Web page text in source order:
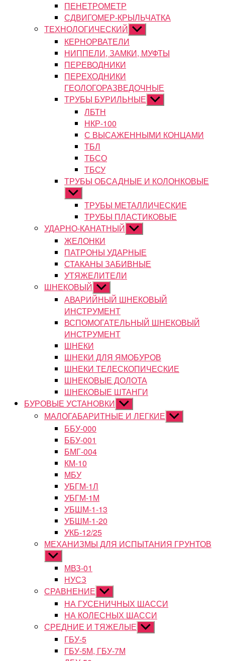
ПЕНЕТРОМЕТР
СДВИГОМЕР-КРЫЛЬЧАТКА
ТЕХНОЛОГИЧЕСКИЙ Показывать
подменю
КЕРНОРВАТЕЛИ
НИППЕЛИ, ЗАМКИ, МУФТЫ
ПЕРЕВОДНИКИ
ПЕРЕХОДНИКИ
ГЕОЛОГОРАЗВЕДОЧНЫЕ
ТРУБЫ БУРИЛЬНЫЕ Показывать
подменю
ЛБТН
НКР-100
С ВЫСАЖЕННЫМИ КОНЦАМИ
ТБЛ
ТБСО
ТБСУ
ТРУБЫ ОБСАДНЫЕ И КОЛОНКОВЫЕ
Показывать
подменюТРУБЫ МЕТАЛЛИЧЕСКИЕ
ТРУБЫ ПЛАСТИКОВЫЕ
УДАРНО-КАНАТНЫЙ Показывать
подменю
ЖЕЛОНКИ
ПАТРОНЫ УДАРНЫЕ
СТАКАНЫ ЗАБИВНЫЕ
УТЯЖЕЛИТЕЛИ
ШНЕКОВЫЙ Показывать
подменю
АВАРИЙНЫЙ ШНЕКОВЫЙ
ИНСТРУМЕНТ
ВСПОМОГАТЕЛЬНЫЙ ШНЕКОВЫЙ
ИНСТРУМЕНТ
ШНЕКИ
ШНЕКИ ДЛЯ ЯМОБУРОВ
ШНЕКИ ТЕЛЕСКОПИЧЕСКИЕ
ШНЕКОВЫЕ ДОЛОТА
ШНЕКОВЫЕ ШТАНГИ
БУРОВЫЕ УСТАНОВКИ Показывать
подменю
МАЛОГАБАРИТНЫЕ И ЛЕГКИЕ Показывать
подменю
ББУ-000
ББУ-001
БМГ-004
КМ-10
МБУ
УБГМ-1Л
УБГМ-1М
УБШМ-1-13
УБШМ-1-20
УКБ-12/25
МЕХАНИЗМЫ ДЛЯ ИСПЫТАНИЯ ГРУНТОВ
Показывать
подменюМВЗ-01
НУСЗ
СРАВНЕНИЕ Показывать
подменю
НА ГУСЕНИЧНЫХ ШАССИ
НА КОЛЕСНЫХ ШАССИ
СРЕДНИЕ И ТЯЖЕЛЫЕ Показывать
подменю
ГБУ-5
ГБУ-5М, ГБУ-7М